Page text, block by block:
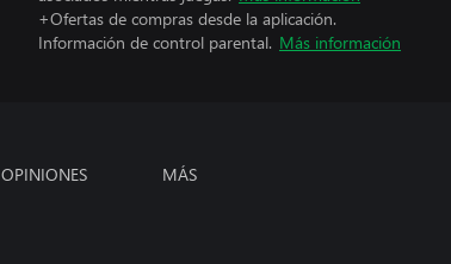
+Ofertas de compras desde la aplicación.
Información de control parental. Más información
OPINIONES MÁS